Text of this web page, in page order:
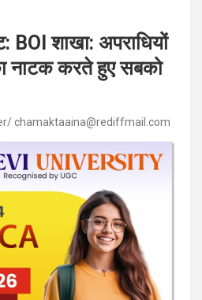
शाखा: अपराधियों
नाटक करते हुए सबको
chamaktaaina@rediffmail.com